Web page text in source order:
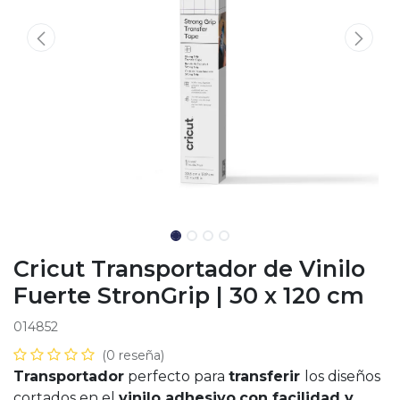
Cricut Transportador de Vinilo
Fuerte StronGrip | 30 x 120 cm
014852
(0 reseña)
Transportador perfecto para transferir los diseños